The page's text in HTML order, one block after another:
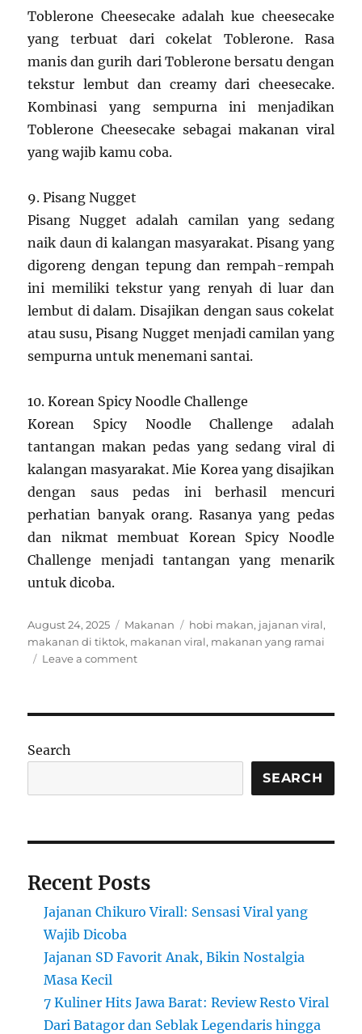
Toblerone Cheesecake adalah kue cheesecake
yang terbuat dari cokelat Toblerone. Rasa
manis dan gurih dari Toblerone bersatu dengan
tekstur lembut dan creamy dari cheesecake.
Kombinasi yang sempurna ini menjadikan
Toblerone Cheesecake sebagai makanan viral
yang wajib kamu coba.
9. Pisang Nugget
Pisang Nugget adalah camilan yang sedang
naik daun di kalangan masyarakat. Pisang yang
digoreng dengan tepung dan rempah-rempah
ini memiliki tekstur yang renyah di luar dan
lembut di dalam. Disajikan dengan saus cokelat
atau susu, Pisang Nugget menjadi camilan yang
sempurna untuk menemani santai.
10. Korean Spicy Noodle Challenge
Korean Spicy Noodle Challenge adalah
tantangan makan pedas yang sedang viral di
kalangan masyarakat. Mie Korea yang disajikan
dengan saus pedas ini berhasil mencuri
perhatian banyak orang. Rasanya yang pedas
dan nikmat membuat Korean Spicy Noodle
Challenge menjadi tantangan yang menarik
untuk dicoba.
Posted
on
August 24, 2025 Categories
Makanan Tags
hobi makan, jajanan viral,
makanan di tiktok, makanan viral, makanan yang ramai
Leave a commenton
Kamu
Search
SEARCH
Recent Posts
Jajanan Chikuro Virall: Sensasi Viral yang
Wajib Dicoba
Jajanan SD Favorit Anak, Bikin Nostalgia
Masa Kecil
7 Kuliner Hits Jawa Barat: Review Resto Viral
Dari Batagor dan Seblak Legendaris hingga